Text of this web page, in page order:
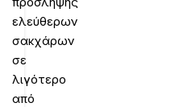
ελεύθερων
σακχάρων
σε
λιγότερο
από